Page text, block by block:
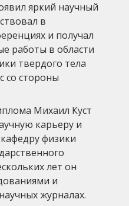
яркий научный
в
и получал
работы в области
твердого тела
со стороны
Михаил Куст
карьеру и
физики
лет он
и
журналах.